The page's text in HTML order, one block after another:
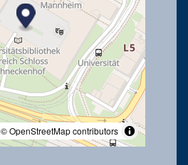
© OpenStreetMap contributors